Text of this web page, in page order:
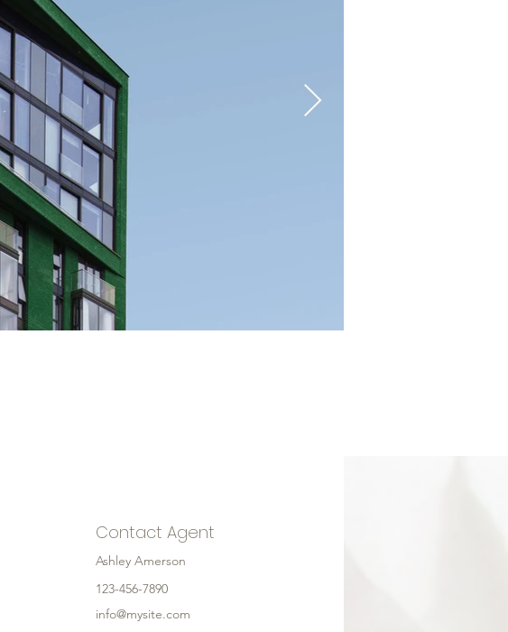
Contact Agent
Ashley Amerson
123-456-7890
info@mysite.com